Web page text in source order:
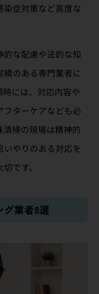
症対策など高度な
的な配慮や法的な知
のある専門業者に
には、対応内容や
フターケアなども必
掃の現場は精神的
やりのある対応を
です。
業者8選